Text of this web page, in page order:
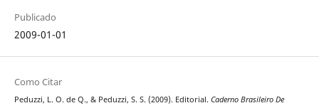
Publicado
2009-01-01
Como Citar
Peduzzi, L. O. de Q., & Peduzzi, S. S. (2009). Editorial. Caderno Brasileiro De